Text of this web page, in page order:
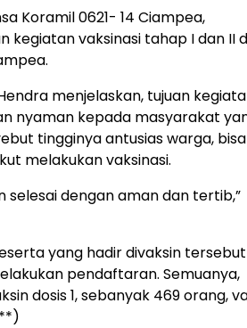
Koramil 0621- 14 Ciampea,
kegiatan vaksinasi tahap I dan II
menjelaskan, tujuan
nyaman kepada masyarakat
tingginya antusias warga, bisa
melakukan vaksinasi.
selesai dengan aman dan tertib,”
yang hadir divaksin tersebut
pendaftaran. Semuanya,
dosis 1, sebanyak 469 orang,